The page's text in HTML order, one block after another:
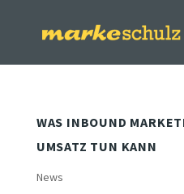
WAS INBOUND
UMSATZ TUN KANN
News